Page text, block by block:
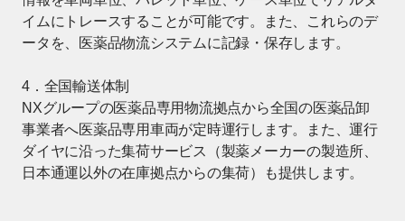
イムにトレースすることが可能です。また、これらのデ
ータを、医薬品物流システムに記録・保存します。
4．全国輸送体制
NXグループの医薬品専用物流拠点から全国の医薬品卸
事業者へ医薬品専用車両が定時運行します。また、運行
ダイヤに沿った集荷サービス（製薬メーカーの製造所、
日本通運以外の在庫拠点からの集荷）も提供します。